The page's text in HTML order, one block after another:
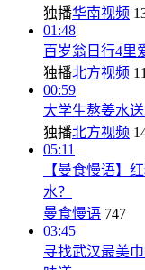
独播华南视频
01:48
百岁翁日行4里
独播北方视频
00:59
大学生熬姜水
独播北方视频
05:11
【曼食慢语】
水？
曼食慢语 747
03:45
寻找武汉最美